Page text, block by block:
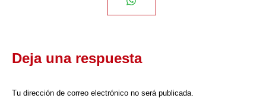
WhatsApp
Deja una respuesta
Tu dirección de correo electrónico no será publicada.